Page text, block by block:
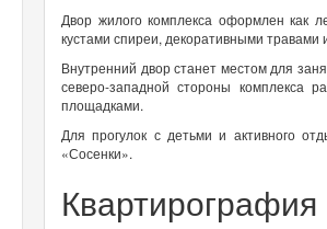
Двор жилого комплекса оформлен как
кустами спиреи, декоративными травами
Внутренний двор станет местом для
северо-западной стороны комплекса
площадками.
Для прогулок с детьми и активного
«Сосенки».
Квартирография